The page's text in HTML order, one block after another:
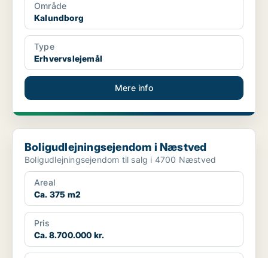
Område
Kalundborg
Type
Erhvervslejemål
Mere info
Boligudlejningsejendom i Næstved
Boligudlejningsejendom i Næstved
Boligudlejningsejendom til salg i 4700 Næstved
Areal
Ca. 375 m2
Pris
Ca. 8.700.000 kr.